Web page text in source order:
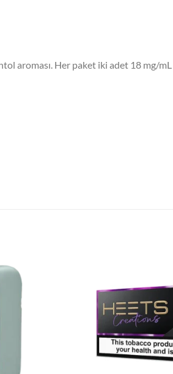
aroması. Her paket iki adet 18 mg/